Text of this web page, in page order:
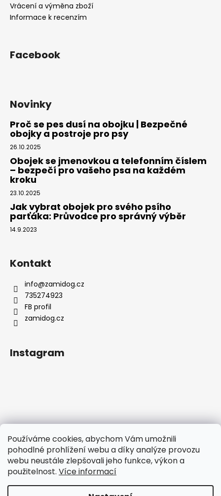
Používáme cookies, abychom Vám umožnili
pohodlné prohlížení webu a díky analýze provozu
webu neustále zlepšovali jeho funkce, výkon a
použitelnost. Více informací
Vrácení a výměna zboží
Informace k recenzím
Facebook
Novinky
Proč se pes dusí na obojku | Bezpečné
obojky a postroje pro psy
26.10.2025
Obojek se jmenovkou a telefonním číslem
– bezpečí pro vašeho psa na každém
kroku
23.10.2025
Jak vybrat obojek pro svého psího
parťáka: Průvodce pro správný výběr
14.9.2023
Kontakt
info@zamidog.cz
735274923
FB profil
zamidog.cz
Instagram